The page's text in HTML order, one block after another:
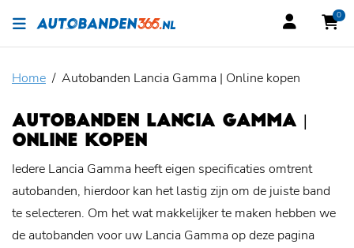
0
Home Autobanden Lancia Gamma | Online kopen
AUTOBANDEN LANCIA GAMMA |
ONLINE KOPEN
Iedere Lancia Gamma heeft eigen specificaties omtrent
autobanden, hierdoor kan het lastig zijn om de juiste band
te selecteren. Om het wat makkelijker te maken hebben we
de autobanden voor uw Lancia Gamma op deze pagina